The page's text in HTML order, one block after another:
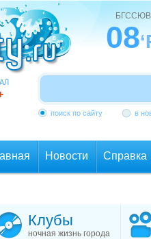
08
поиск по сайту в
Новости Справка
Клубы
ночная жизнь города